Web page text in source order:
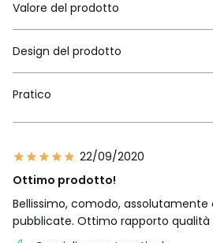
Valore del prodotto
Design del prodotto
Pratico
22/09/2020
Ottimo prodotto!
Bellissimo, comodo,
pubblicate. Ottimo rapporto qualità